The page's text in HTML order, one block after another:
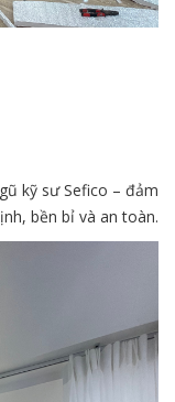
kỹ sư Sefico – đảm
bền bỉ và an toàn.